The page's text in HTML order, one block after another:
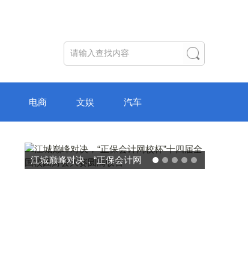
电商 文娱 汽车
江城巅峰对决，“正保会计网